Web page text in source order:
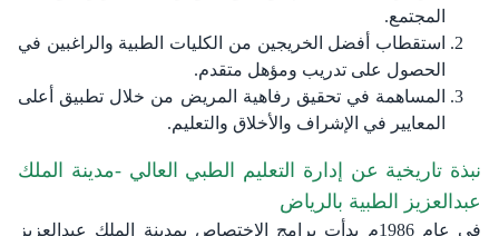
المجتمع.
استقطاب أفضل الخريجين من الكليات الطبية والراغبين في
الحصول على تدريب ومؤهل متقدم.
المساهمة في تحقيق رفاهية المريض من خلال تطبيق أعلى
المعايير في الإشراف والأخلاق والتعليم.
نبذة تاريخية عن إدارة التعليم الطبي العالي -مدينة الملك
عبدالعزيز الطبية بالرياض
في عام 1986م بدأت برامج الاختصاص بمدينة الملك عبدالعزيز